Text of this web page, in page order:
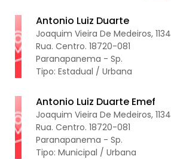
Antonio Luiz Duarte
Joaquim Vieira De Medeiros, 1134
Rua. Centro. 18720-081
Paranapanema - Sp.
Tipo: Estadual / Urbana
Antonio Luiz Duarte Emef
Joaquim Vieira De Medeiros, 1134
Rua. Centro. 18720-081
Paranapanema - Sp.
Tipo: Municipal / Urbana